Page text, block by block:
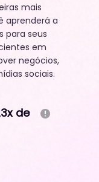
mais
aprenderá a
para seus
em
negócios,
sociais.
de